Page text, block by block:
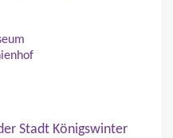
Stadt Königswinter